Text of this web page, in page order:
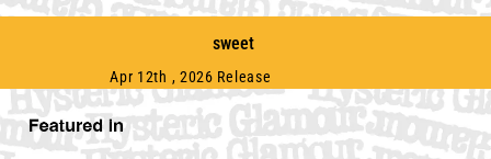
sweet
Apr 12th , 2026 Release